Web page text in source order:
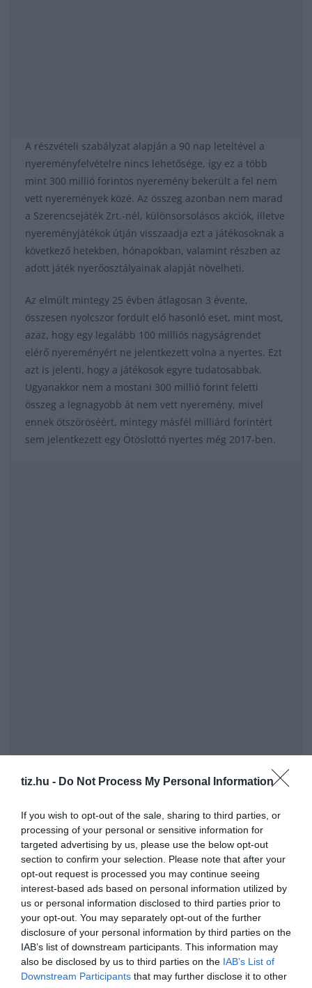
tiz.hu - Do Not Process My Personal Information
If you wish to opt-out of the sale, sharing to third parties, or
processing of your personal or sensitive information for
targeted advertising by us, please use the below opt-out
section to confirm your selection. Please note that after your
opt-out request is processed you may continue seeing
interest-based ads based on personal information utilized by
us or personal information disclosed to third parties prior to
your opt-out. You may separately opt-out of the further
disclosure of your personal information by third parties on the
IAB’s list of downstream participants. This information may
also be disclosed by us to third parties on the IAB’s List of
Downstream Participants that may further disclose it to other
A részvételi szabályzat alapján a 90 nap leteltével a
nyereményfelvételre nincs lehetősége, így ez a több
mint 300 millió forintos nyeremény bekerült a fel nem
vett nyeremények közé. Az összeg azonban nem marad
a Szerencsejáték Zrt.-nél, különsorsolásos akciók, illetve
nyereményjátékok útján visszaadja ezt a játékosoknak a
következő hetekben, hónapokban, valamint részben az
adott játék nyerőosztályainak alapját növelheti.
Az elmúlt mintegy 25 évben átlagosan 3 évente,
összesen nyolcszor fordult elő hasonló eset, mint most,
azaz, hogy egy legalább 100 milliós nagyságrendet
elérő nyereményért ne jelentkezett volna a nyertes. Ezt
azt is jelenti, hogy a játékosok egyre tudatosabbak.
Ugyanakkor nem a mostani 300 millió forint feletti
összeg a legnagyobb át nem vett nyeremény, mivel
ennek ötszöröséért, mintegy másfél milliárd forintért
sem jelentkezett egy Ötöslottó nyertes még 2017-ben.
NAV: elindult az idei eSZJA-szezon
Itt az első kamatforduló, utalják a csúcshozamot az
inflációkövető állampapírokra
Kvíz-mix: Megbirkózol ezekkel a kérdésekkel?